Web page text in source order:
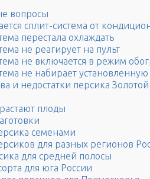
вопросы
сплит-система от
перестала охлаждать
не реагирует на пульт
не включается в режим
не набирает
и недостатки персика
плоды
семенами
для разных регионов
для средней полосы
для юга России